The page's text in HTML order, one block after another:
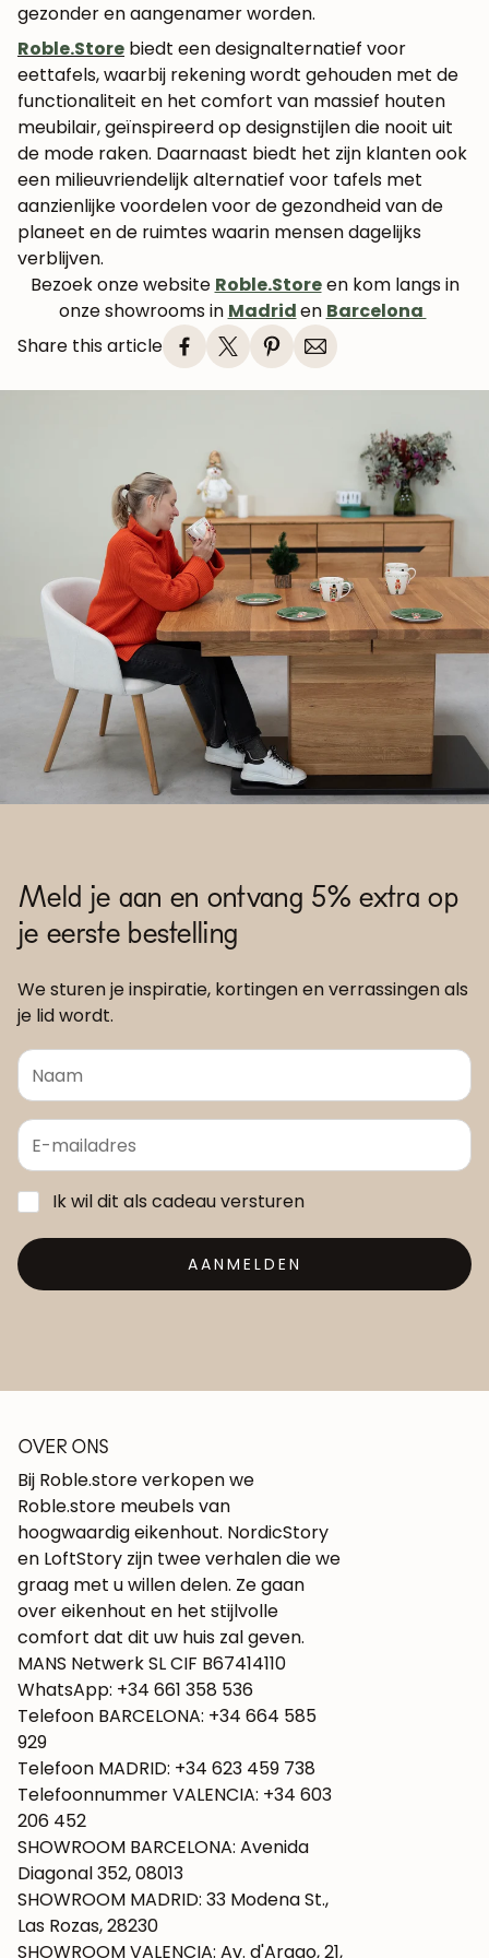
gezonder en aangenamer worden.
Roble.Store biedt een designalternatief voor
eettafels, waarbij rekening wordt gehouden met de
functionaliteit en het comfort van massief houten
meubilair, geïnspireerd op designstijlen die nooit uit
de mode raken. Daarnaast biedt het zijn klanten ook
een milieuvriendelijk alternatief voor tafels met
aanzienlijke voordelen voor de gezondheid van de
planeet en de ruimtes waarin mensen dagelijks
verblijven.
Bezoek onze website Roble.Storeen kom langs in
onze showrooms in Madriden Barcelona
Share this article
Meld je aan en ontvang 5% extra op
je eerste bestelling
We sturen je inspiratie, kortingen en verrassingen als
je lid wordt.
Ik wil dit als cadeau versturen
AANMELDEN
OVER ONS
Bij Roble.store verkopen we
Roble.store meubels van
hoogwaardig eikenhout. NordicStory
en LoftStory zijn twee verhalen die we
graag met u willen delen. Ze gaan
over eikenhout en het stijlvolle
comfort dat dit uw huis zal geven.
MANS Netwerk SL CIF B67414110
WhatsApp: +34 661 358 536
Telefoon BARCELONA: +34 664 585
929
Telefoon MADRID: +34 623 459 738
Telefoonnummer VALENCIA: +34 603
206 452
SHOWROOM BARCELONA: Avenida
Diagonal 352, 08013
SHOWROOM MADRID: 33 Modena St.,
Las Rozas, 28230
SHOWROOM VALENCIA: Av. d'Arago, 21,